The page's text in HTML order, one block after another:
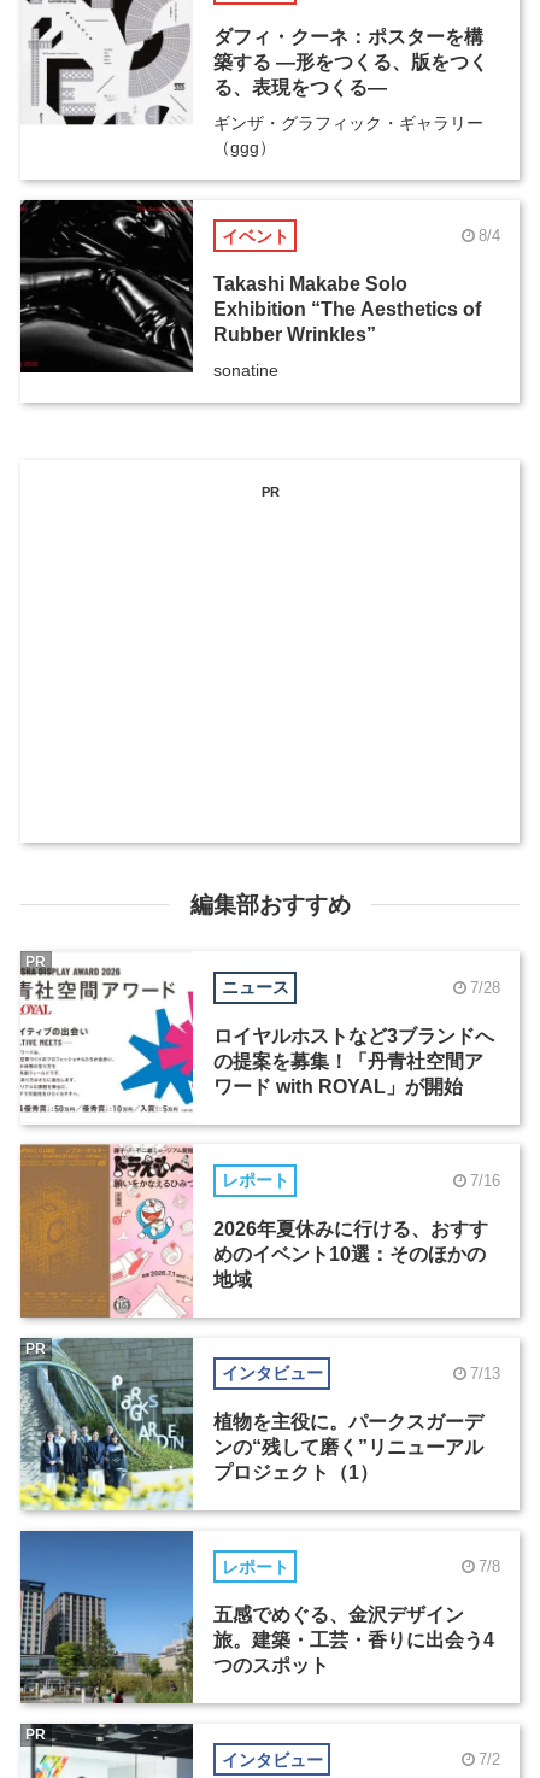
ダフィ・クーネ：ポスターを構
築する ―形をつくる、版をつく
る、表現をつくる―
ギンザ・グラフィック・ギャラリー
（ggg）
イベント 8/4
Takashi Makabe Solo
Exhibition “The Aesthetics of
Rubber Wrinkles”
sonatine
PR
編集部おすすめ
ニュース 7/28
ロイヤルホストなど3ブランドへ
の提案を募集！「丹青社空間ア
ワード with ROYAL」が開始
PR
レポート 7/16
2026年夏休みに行ける、おすす
めのイベント10選：そのほかの
地域
インタビュー 7/13
植物を主役に。パークスガーデ
ンの“残して磨く”リニューアル
プロジェクト（1）
PR
レポート 7/8
五感でめぐる、金沢デザイン
旅。建築・工芸・香りに出会う4
つのスポット
インタビュー 7/2
PR